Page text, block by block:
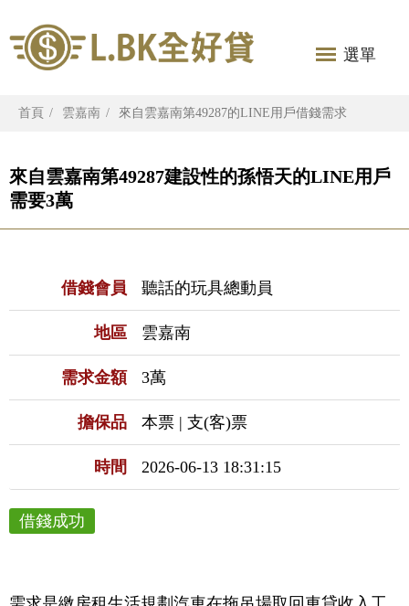
選單
首頁 雲嘉南 來自雲嘉南第49287的LINE用戶借錢需求
來自雲嘉南第49287建設性的孫悟天的LINE用戶
需要3萬
借錢會員 聽話的玩具總動員
地區 雲嘉南
需求金額 3萬
擔保品 本票 | 支(客)票
時間 2026-06-13 18:31:15
借錢成功